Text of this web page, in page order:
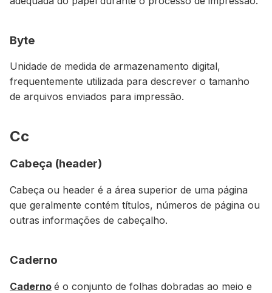
Byte
Unidade de medida de armazenamento digital,
frequentemente utilizada para descrever o tamanho
de arquivos enviados para impressão.
Cc
Cabeça (header)
Cabeça ou header é a área superior de uma página
que geralmente contém títulos, números de página ou
outras informações de cabeçalho.
Caderno
Caderno é o conjunto de folhas dobradas ao meio e